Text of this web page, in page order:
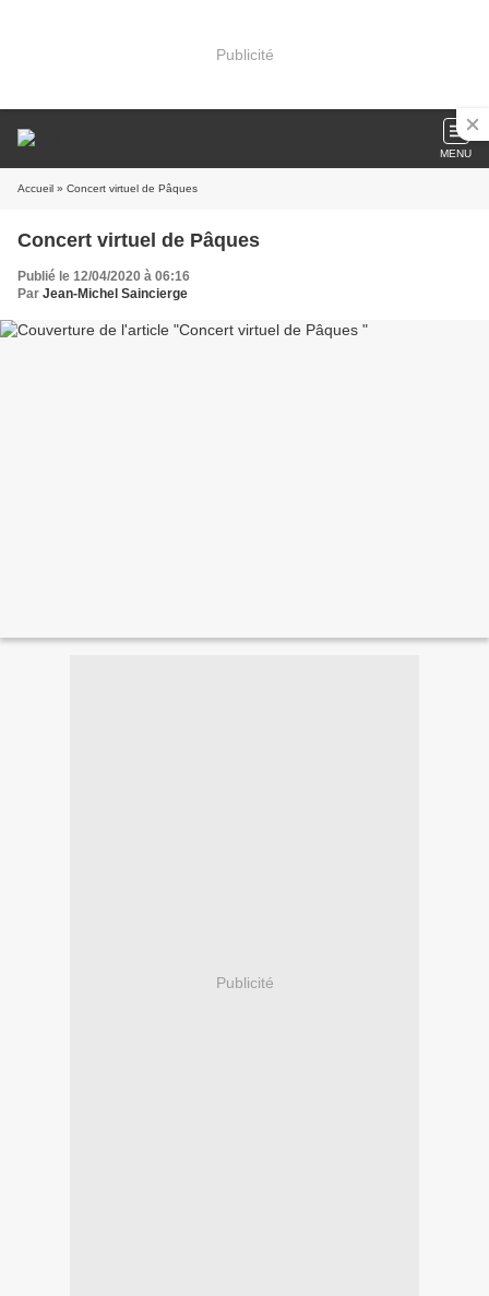
Publicité
MENU
Accueil » Concert virtuel de Pâques
Concert virtuel de Pâques
Publié le 12/04/2020 à 06:16
Par Jean-Michel Saincierge
Publicité